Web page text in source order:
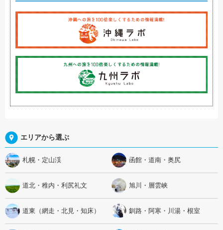
エリアから選ぶ
札幌・定山渓 函館・道南・奥尻
道北・稚内・利尻礼文 旭川・層雲峡
道東（網走・北見・知床） 釧路・阿寒・川湯・根室